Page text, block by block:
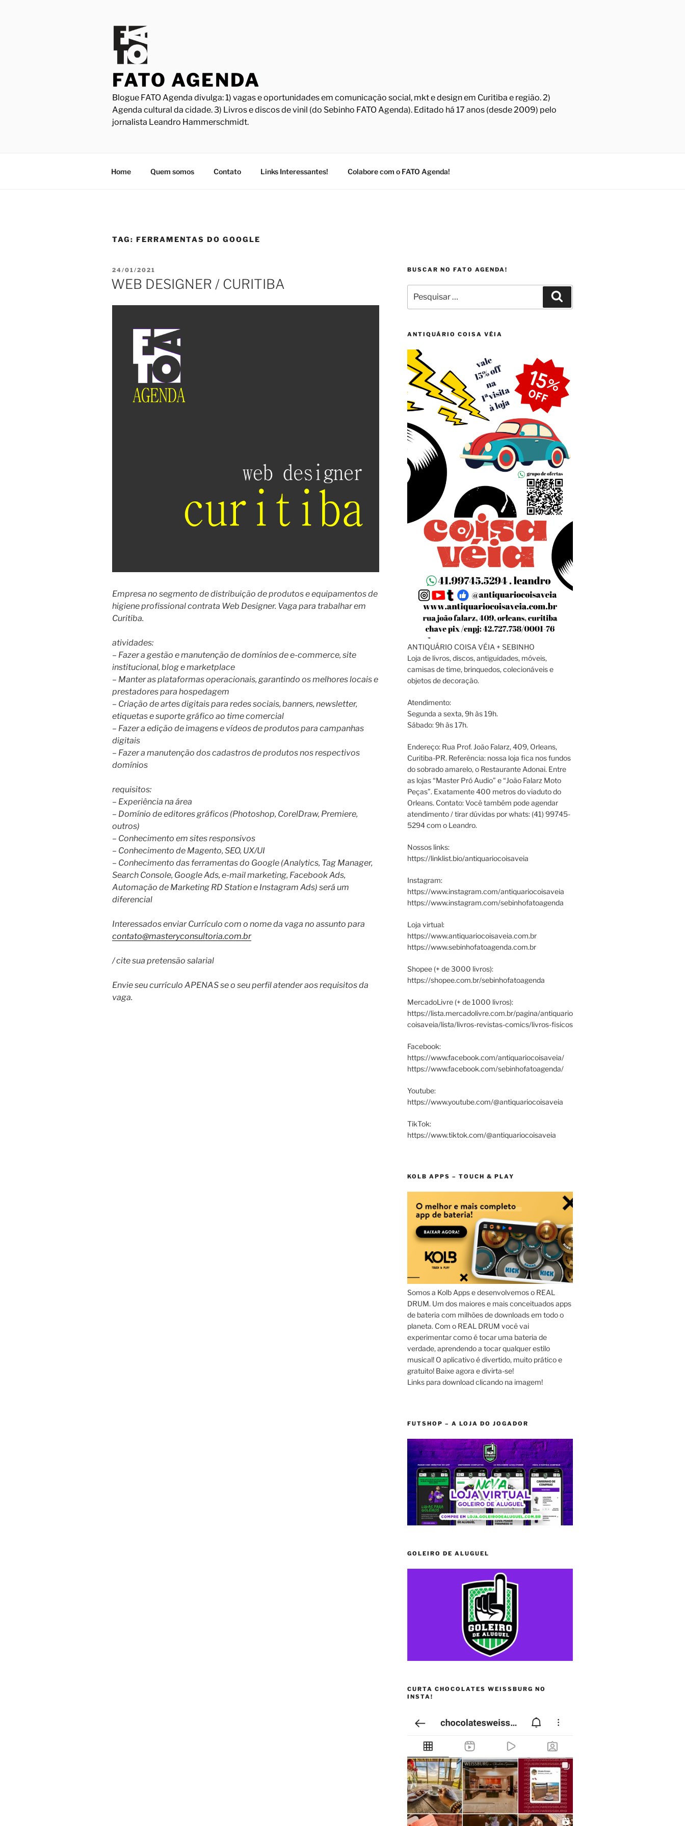
FATO AGENDA
Blogue FATO Agenda divulga: 1) vagas e oportunidades em comunicação social, mkt e design em Curitiba e região. 2)
Agenda cultural da cidade. 3) Livros e discos de vinil (do Sebinho FATO Agenda). Editado há 17 anos (desde 2009) pelo
jornalista Leandro Hammerschmidt.
Home Quem somos Contato Links Interessantes! Colabore com o FATO Agenda!
TAG: FERRAMENTAS DO GOOGLE
PUBLICADO
EM
24/01/2021
WEB DESIGNER / CURITIBA
Empresa no segmento de distribuição de produtos e equipamentos de
higiene profissional contrata Web Designer. Vaga para trabalhar em
Curitiba.
atividades:
– Fazer a gestão e manutenção de domínios de e-commerce, site
institucional, blog e marketplace
– Manter as plataformas operacionais, garantindo os melhores locais e
prestadores para hospedagem
– Criação de artes digitais para redes sociais, banners, newsletter,
etiquetas e suporte gráfico ao time comercial
– Fazer a edição de imagens e vídeos de produtos para campanhas
digitais
– Fazer a manutenção dos cadastros de produtos nos respectivos
domínios
requisitos:
– Experiência na área
– Domínio de editores gráficos (Photoshop, CorelDraw, Premiere,
outros)
– Conhecimento em sites responsivos
– Conhecimento de Magento, SEO, UX/UI
– Conhecimento das ferramentas do Google (Analytics, Tag Manager,
Search Console, Google Ads, e-mail marketing, Facebook Ads,
Automação de Marketing RD Station e Instagram Ads) será um
diferencial
Interessados enviar Currículo com o nome da vaga no assunto para
contato@masteryconsultoria.com.br
/ cite sua pretensão salarial
Envie seu currículo APENAS se o seu perfil atender aos requisitos da
vaga.
BUSCAR NO FATO AGENDA!
por:
ANTIQUÁRIO COISA VÉIA
ANTIQUÁRIO COISA VÉIA + SEBINHO
Loja de livros, discos, antiguidades, móveis,
camisas de time, brinquedos, colecionáveis e
objetos de decoração.
Atendimento:
Segunda a sexta, 9h às 19h.
Sábado: 9h às 17h.
Endereço: Rua Prof. João Falarz, 409, Orleans,
Curitiba-PR. Referência: nossa loja fica nos fundos
do sobrado amarelo, o Restaurante Adonai. Entre
as lojas “Master Pró Audio” e “João Falarz Moto
Peças”. Exatamente 400 metros do viaduto do
Orleans. Contato: Você também pode agendar
atendimento / tirar dúvidas por whats: (41) 99745-
5294 com o Leandro.
Nossos links:
https://linklist.bio/antiquariocoisaveia
Instagram:
https://www.instagram.com/antiquariocoisaveia
https://www.instagram.com/sebinhofatoagenda
Loja virtual:
https://www.antiquariocoisaveia.com.br
https://www.sebinhofatoagenda.com.br
Shopee (+ de 3000 livros):
https://shopee.com.br/sebinhofatoagenda
MercadoLivre (+ de 1000 livros):
https://lista.mercadolivre.com.br/pagina/antiquario
coisaveia/lista/livros-revistas-comics/livros-fisicos
Facebook:
https://www.facebook.com/antiquariocoisaveia/
https://www.facebook.com/sebinhofatoagenda/
Youtube:
https://www.youtube.com/@antiquariocoisaveia
TikTok:
https://www.tiktok.com/@antiquariocoisaveia
KOLB APPS – TOUCH & PLAY
Somos a Kolb Apps e desenvolvemos o REAL
DRUM. Um dos maiores e mais conceituados apps
de bateria com milhões de downloads em todo o
planeta. Com o REAL DRUM você vai
experimentar como é tocar uma bateria de
verdade, aprendendo a tocar qualquer estilo
musical! O aplicativo é divertido, muito prático e
gratuito! Baixe agora e divirta-se!
Links para download clicando na imagem!
FUTSHOP – A LOJA DO JOGADOR
GOLEIRO DE ALUGUEL
CURTA CHOCOLATES WEISSBURG NO
INSTA!